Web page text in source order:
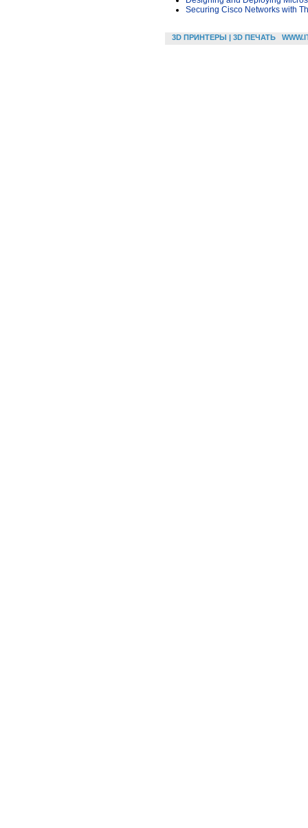
Securing Cisco Networks with
3D ПРИНТЕРЫ | 3D ПЕЧАТЬ